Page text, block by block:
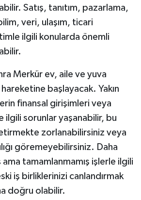
Satış, tanıtım, pazarlama,
veri, ulaşım, ticari
ilgili konularda önemli
Merkür ev, aile ve yuva
hareketine başlayacak. Yakın
finansal girişimleri veya
ilgili sorunlar yaşanabilir, bu
zorlanabilirsiniz veya
göremeyebilirsiniz. Daha
tamamlanmamış işlerle ilgili
iş birliklerinizi canlandırmak
doğru olabilir.